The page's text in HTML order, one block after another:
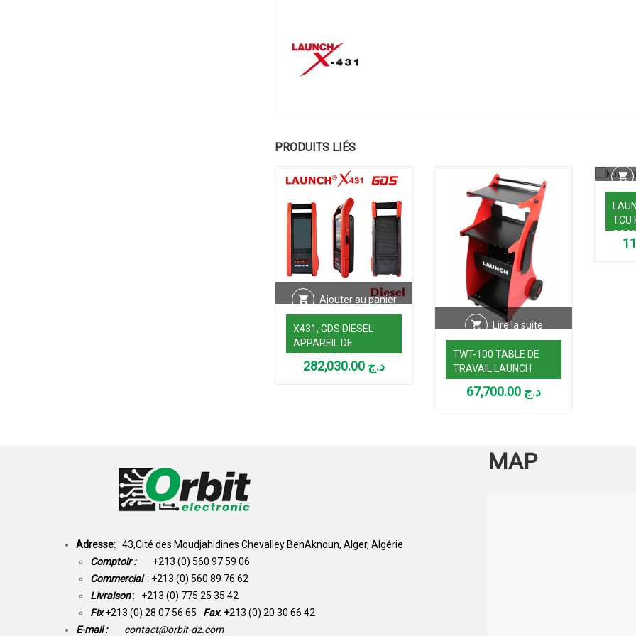
PRODUITS LIÉS
Ajouter au panier
X431, GDS DIESEL
APPAREIL DE
DIAGNOSTIC
AUTOMOBILE
د.ج
Lire la suite
TWT-100 TABLE DE
TRAVAIL LAUNCH
د.ج
TCU
Adresse: 43,Cité des Moudjahidines Chevalley BenAknoun, Alger, Algérie
Comptoir : +213 (0) 560 97 59 06
Commercial : +213 (0) 560 89 76 62
Livraison: +213 (0) 775 25 35 42
Fix +213 (0) 28 07 56 65 Fax: +213 (0) 20 30 66 42
E-mail :
contact@orbit-dz.com
MAP